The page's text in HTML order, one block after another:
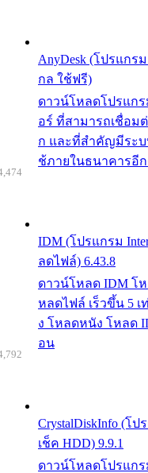
AnyDesk (โปรแกร
กล ใช้ฟรี)
ดาวน์โหลดโปรแก
อร์ ที่สามารถเชื่อม
ก และที่สำคัญมีระบ
ช้ภายในธนาคารอี
IDM (โปรแกรม
ลดไฟล์) 6.43.8
ดาวน์โหลด IDM โห
หลดไฟล์ เร็วขึ้น 5 เ
ง โหลดหนัง โหลด
อน
CrystalDiskInfo (โป
เช็ค HDD) 9.9.1
ดาวน์โหลดโปรแกร